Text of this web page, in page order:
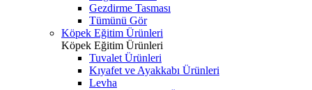
Gezdirme Tasması
Tümünü Gör
Köpek Eğitim Ürünleri
Köpek Eğitim Ürünleri
Tuvalet Ürünleri
Kıyafet ve Ayakkabı Ürünleri
Levha